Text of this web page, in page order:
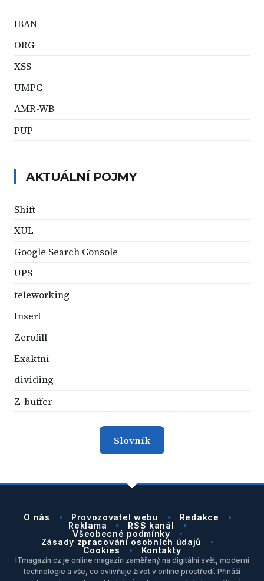
IBAN
ORG
XSS
UMPC
AMR-WB
PUP
AKTUÁLNÍ POJMY
Shift
XUL
Google Search Console
UPS
teleworking
Insert
Zerofill
Exaktní
dividing
Z-buffer
Slovník
O nás Provozovatel webu
Redakce
Reklama
RSS kanál
Všeobecné podmínky
Zásady zpracování osobních údajů
Cookies
Kontakty
ITmagazin.cz je online magazín zaměřený na digitální svět, moderní
technologie a vše, co ovlivňuje život v online prostředí. Přináší